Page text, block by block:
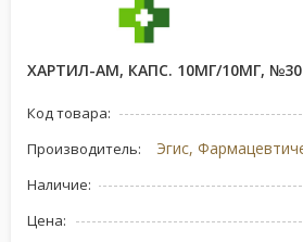
ХАРТИЛ-АМ, КАПС. 10МГ/10МГ, №30
Код товара:
Производитель:
Наличие:
Цена: